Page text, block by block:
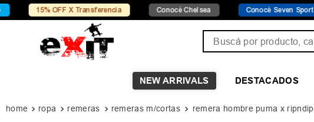
15% OFF X Transferencia Conocé Chelsea Conocé Seven Sport
NEW ARRIVALS DESTACADOS
ropa remeras remeras m/cortas remera hombre puma x ripndip